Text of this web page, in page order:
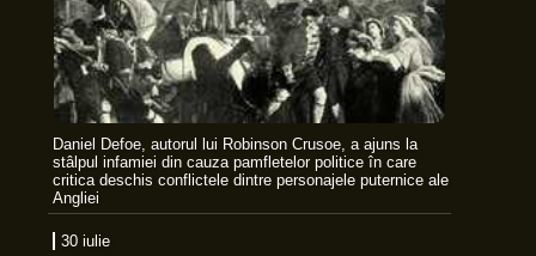
Daniel Defoe, autorul lui Robinson Crusoe, a ajuns la
stâlpul infamiei din cauza pamfletelor politice în care
critica deschis conflictele dintre personajele puternice ale
Angliei
30 iulie